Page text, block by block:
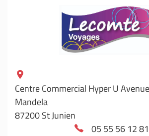
Centre Commercial Hyper U
Mandela
87200 St Junien
05 55 56 12 81